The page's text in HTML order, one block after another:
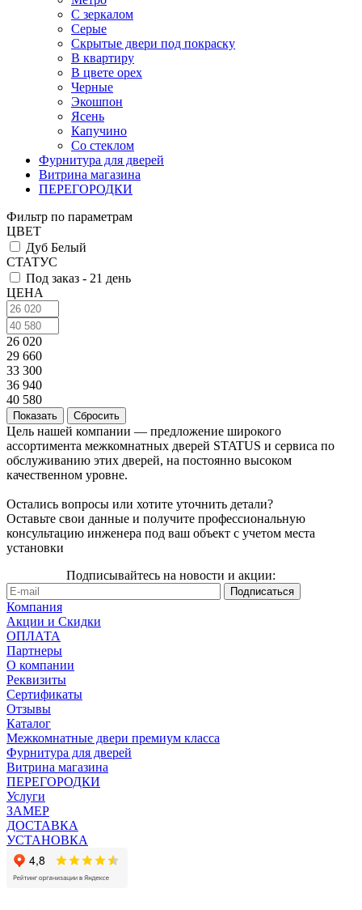
С зеркалом
Серые
Скрытые двери под покраску
В квартиру
В цвете орех
Черные
Экошпон
Ясень
Капучино
Со стеклом
Фурнитура для дверей
Витрина магазина
ПЕРЕГОРОДКИ
Фильтр по параметрам
ЦВЕТ
Дуб Белый
СТАТУС
Под заказ - 21 день
ЦЕНА
26 020
29 660
33 300
36 940
40 580
Сбросить
Цель нашей компании — предложение широкого
ассортимента межкомнатных дверей STATUS и сервиса по
обслуживанию этих дверей, на постоянно высоком
качественном уровне.
Остались вопросы или хотите уточнить детали?
Оставьте свои данные и получите профессиональную
консультацию инженера под ваш объект с учетом места
установки
Подписывайтесь на новости и акции:
Компания
Акции и Скидки
ОПЛАТА
Партнеры
О компании
Реквизиты
Сертификаты
Отзывы
Каталог
Межкомнатные двери премиум класса
Фурнитура для дверей
Витрина магазина
ПЕРЕГОРОДКИ
Услуги
ЗАМЕР
ДОСТАВКА
УСТАНОВКА